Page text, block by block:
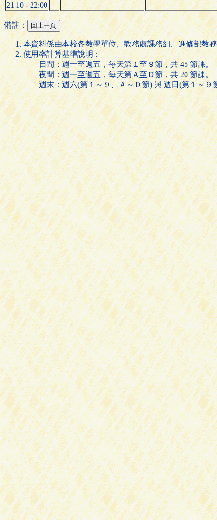
21:10 - 22:00
備註：
本資料係由本校各教學單位、教務處課務組、進修部教
使用率計算基準說明：
日間：週一至週五，每天第１至９節，共 45 節課。
夜間：週一至週五，每天第Ａ至Ｄ節，共 20 節課。
週末：週六(第１～９、Ａ～Ｄ節) 與 週日(第１～９